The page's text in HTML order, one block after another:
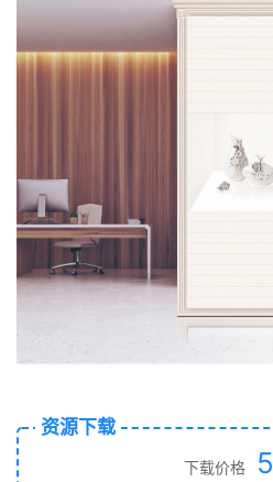
资源下载
下载价格 5